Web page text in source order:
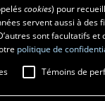
cookies) pour
servent aussi à des
sont facultatifs
politique de
Témoins de